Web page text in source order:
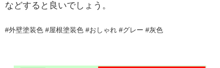
などすると良いでしょう。
#外壁塗装色 #屋根塗装色 #おしゃれ #グレー #灰色